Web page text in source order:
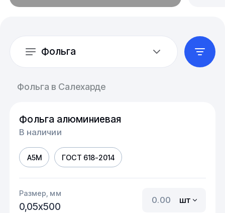
Фольга
Фольга в Салехарде
Фольга алюминиевая
В наличии
А5М ГОСТ 618-2014
Размер, мм
0,05х500
шт